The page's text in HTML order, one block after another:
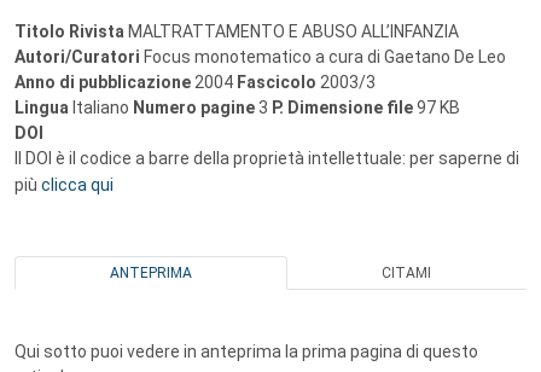
Titolo Rivista MALTRATTAMENTO E ABUSO ALL’INFANZIA
Autori/Curatori Focus monotematico a cura di Gaetano De Leo
Anno di pubblicazione 2004 Fascicolo 2003/3
Lingua Italiano Numero pagine 3 P. Dimensione file97 KB
DOI
Il DOI è il codice a barre della proprietà intellettuale: per saperne di
più clicca qui
ANTEPRIMA CITAMI
Qui sotto puoi vedere in anteprima la prima pagina di questo